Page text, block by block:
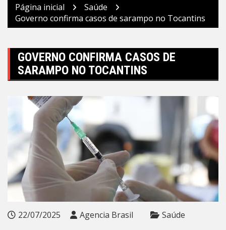
Página inicial
Saúde
Governo confirma casos de sarampo no Tocantins
GOVERNO CONFIRMA CASOS DE
SARAMPO NO TOCANTINS
22/07/2025 Agencia Brasil Saúde